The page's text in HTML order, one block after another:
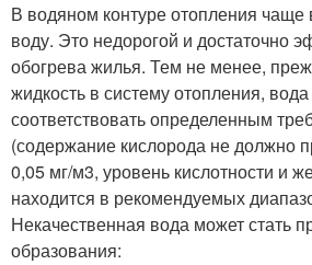
В водяном контуре отопления чаще
воду. Это недорогой и достаточно
обогрева жилья. Тем не менее,
жидкость в систему отопления,
соответствовать определенным
(содержание кислорода не должно
0,05 мг/м3, уровень кислотности и
находится в рекомендуемых
Некачественная вода может стать
образования: